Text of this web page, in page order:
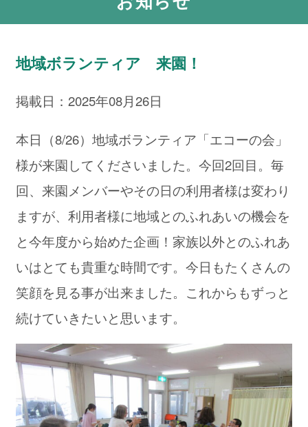
地域ボランティア 来園！
掲載日：2025年08月26日
本日（8/26）地域ボランティア「エコーの会」
様が来園してくださいました。今回2回目。毎
回、来園メンバーやその日の利用者様は変わり
ますが、利用者様に地域とのふれあいの機会を
と今年度から始めた企画！家族以外とのふれあ
いはとても貴重な時間です。今日もたくさんの
笑顔を見る事が出来ました。これからもずっと
続けていきたいと思います。